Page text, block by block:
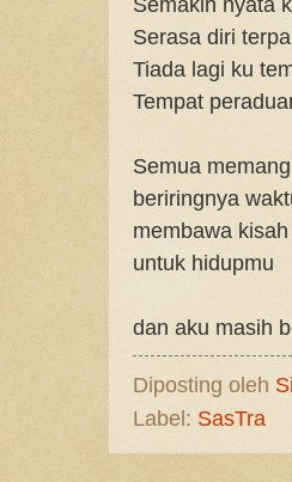
Serasa diri
Tiada lagi ku
Tempat
Semua
beriringnya
membawa
untuk hidupmu
dan aku masih
Diposting oleh
Label: SasTra